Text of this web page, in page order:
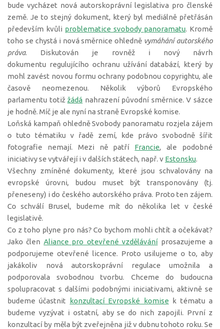
bude vycházet nová autorskoprávní legislativa pro členské
země. Je to stejný dokument, který byl mediálně přetřásán
především kvůli problematice svobody panoramatu. Kromě
toho se chystá i nová směrnice ohledně vymáhání autorského
práva. Diskutován je rovněž i nový návrh
dokumentu regulujícího ochranu užívání databází, který by
mohl zavést novou formu ochrany podobnou copyrightu, ale
časově neomezenou. Několik výborů Evropského
parlamentu totižžádá nahrazení původní směrnice. V sázce
je hodně. Míč je ale nyní na straně Evropské komise.
Loňská kampaň ohledně Svobody panoramatu rozjela zájem
o tuto tématiku v řadě zemí, kde právo svobodně šířit
fotografie nemají. Mezi ně patří Francie, ale podobné
iniciativy se vytvářejí i v dalších státech, např. v Estonsku.
Všechny zmíněné dokumenty, které jsou schvalovány na
evropské úrovni, budou muset být transponovány (tj.
přeneseny) i do českého autorského práva. Proto ten zájem.
Co schválí Brusel, budeme mít do několika let v české
legislativě.
Co z toho plyne pro nás? Co bychom mohli chtít a očekávat?
Jako člen Aliance pro otevřené vzdělávání prosazujeme a
podporujeme otevřené licence. Proto usilujeme o to, aby
jakákoliv nová autorskoprávní regulace umožnila a
podporovala svobodnou tvorbu. Chceme do budoucna
spolupracovat s dalšími podobnými iniciativami, aktivně se
budeme účastnit konzultací Evropské komise k tématu a
budeme vyzývat i ostatní, aby se do nich zapojili. První z
konzultací by měla být zveřejněna již v dubnu tohoto roku. Se